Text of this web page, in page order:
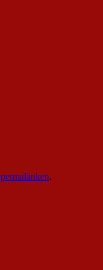
permalänken.